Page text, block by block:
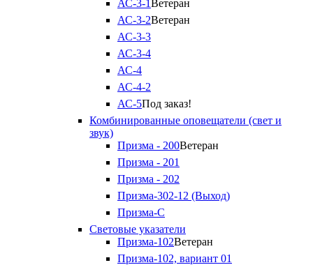
АС-3-1Ветеран
АС-3-2Ветеран
АС-3-3
АС-3-4
АС-4
АС-4-2
АС-5Под заказ!
Комбинированные оповещатели (свет и
звук)
Призма - 200Ветеран
Призма - 201
Призма - 202
Призма-302-12 (Выход)
Призма-С
Световые указатели
Призма-102Ветеран
Призма-102, вариант 01